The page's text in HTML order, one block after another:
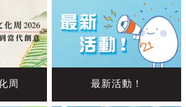
周 最新活動！